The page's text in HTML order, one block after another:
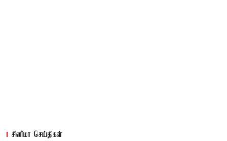
சினிமா செய்திகள்